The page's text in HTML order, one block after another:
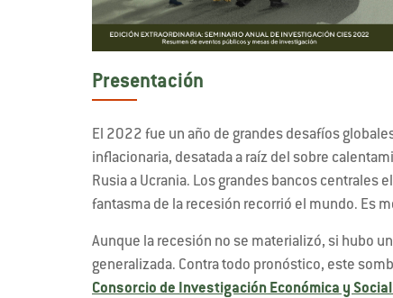
Presentación
El 2022 fue un año de grandes desafíos
inflacionaria, desatada a raíz del sobre
Rusia a Ucrania. Los grandes bancos centrales
fantasma de la recesión recorrió el mundo. Es
Aunque la recesión no se materializó, si hubo
generalizada. Contra todo pronóstico, este
Consorcio de Investigación Económica y Social